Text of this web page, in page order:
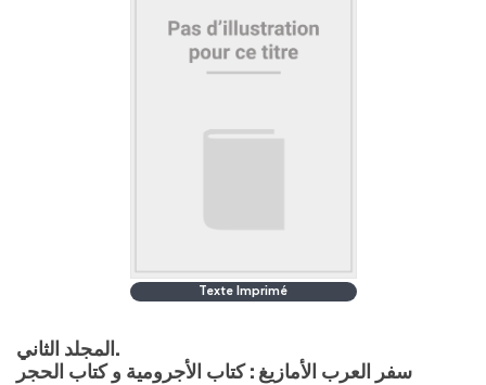
Texte Imprimé
المجلد الثاني.
سفر العرب الأمازيغ : كتاب الأجرومية و كتاب الحجر